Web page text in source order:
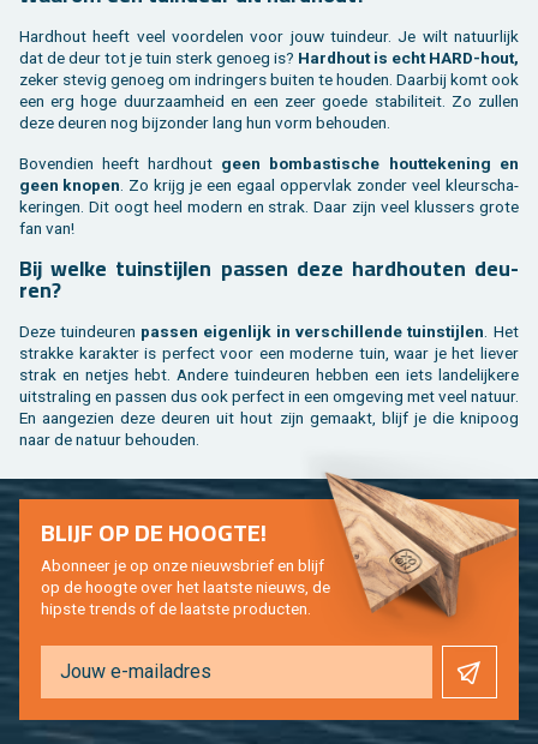
Hard­hout heeft veel voor­de­len voor jouw tuin­deur. Je wilt na­tuur­lijk
dat de deur tot je tuin sterk ge­noeg is? Hard­hout is echt HARD-hout,
zeker ste­vig ge­noeg om in­drin­gers bui­ten te hou­den. Daar­bij komt ook
een erg hoge duur­zaam­heid en een zeer goede sta­bi­li­teit. Zo zul­len
deze deu­ren nog bij­zon­der lang hun vorm be­hou­den.
Bo­ven­dien heeft hard­hout geen bom­bas­ti­sche hout­te­ke­ning en
geen kno­pen . Zo krijg je een egaal op­per­vlak zon­der veel kleur­scha­
ke­rin­gen. Dit oogt heel mo­dern en strak. Daar zijn veel klus­sers grote
fan van!
Bij welke tuin­stij­len pas­sen deze hard­hou­ten deu­
ren?
Deze tuin­deu­ren pas­sen ei­gen­lijk in ver­schil­len­de tuin­stij­len . Het
strak­ke ka­rak­ter is per­fect voor een mo­der­ne tuin, waar je het lie­ver
strak en net­jes hebt. An­de­re tuin­deu­ren heb­ben een iets lan­de­lij­ke­re
uit­stra­ling en pas­sen dus ook per­fect in een om­ge­ving met veel na­tuur.
En aan­ge­zien deze deu­ren uit hout zijn ge­maakt, blijf je die knip­oog
naar de na­tuur be­hou­den.
BLIJF OP DE HOOG­TE!
Abon­neer je op onze nieuws­brief en blijf
op de hoog­te over het laat­ste nieuws, de
hip­s­te trends of de laat­ste pro­duc­ten.